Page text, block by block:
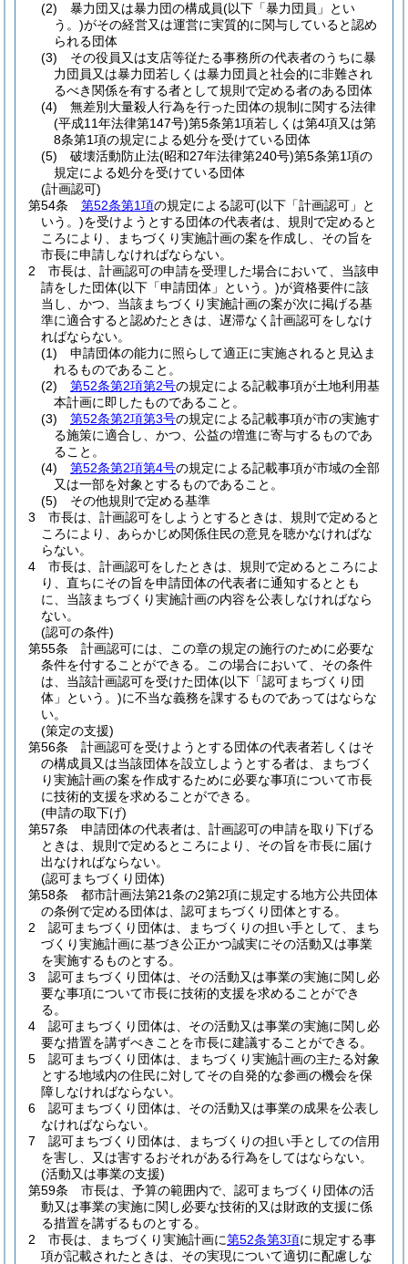
(2)
暴力団又は暴力団の構成員(以下「暴力団員」とい
う。)がその経営又は運営に実質的に関与していると認め
られる団体
(3)
その役員又は支店等従たる事務所の代表者のうちに暴
力団員又は暴力団若しくは暴力団員と社会的に非難され
るべき関係を有する者として規則で定める者のある団体
(4)
無差別大量殺人行為を行った団体の規制に関する法律
(平成11年法律第147号)第5条第1項若しくは第4項又は第
8条第1項の規定による処分を受けている団体
(5)
破壊活動防止法(昭和27年法律第240号)第5条第1項の
規定による処分を受けている団体
(計画認可)
第54条
第52条第1項の規定による認可(以下「計画認可」と
いう。)を受けようとする団体の代表者は、規則で定めると
ころにより、まちづくり実施計画の案を作成し、その旨を
市長に申請しなければならない。
2
市長は、計画認可の申請を受理した場合において、当該申
請をした団体(以下「申請団体」という。)が資格要件に該
当し、かつ、当該まちづくり実施計画の案が次に掲げる基
準に適合すると認めたときは、遅滞なく計画認可をしなけ
ればならない。
(1)
申請団体の能力に照らして適正に実施されると見込ま
れるものであること。
(2)
第52条第2項第2号の規定による記載事項が土地利用基
本計画に即したものであること。
(3)
第52条第2項第3号の規定による記載事項が市の実施す
る施策に適合し、かつ、公益の増進に寄与するものであ
ること。
(4)
第52条第2項第4号の規定による記載事項が市域の全部
又は一部を対象とするものであること。
(5)
その他規則で定める基準
3
市長は、計画認可をしようとするときは、規則で定めると
ころにより、あらかじめ関係住民の意見を聴かなければな
らない。
4
市長は、計画認可をしたときは、規則で定めるところによ
り、直ちにその旨を申請団体の代表者に通知するととも
に、当該まちづくり実施計画の内容を公表しなければなら
ない。
(認可の条件)
第55条
計画認可には、この章の規定の施行のために必要な
条件を付することができる。
この場合において、その条件
は、当該計画認可を受けた団体(以下「認可まちづくり団
体」という。)に不当な義務を課するものであってはならな
い。
(策定の支援)
第56条
計画認可を受けようとする団体の代表者若しくはそ
の構成員又は当該団体を設立しようとする者は、まちづく
り実施計画の案を作成するために必要な事項について市長
に技術的支援を求めることができる。
(申請の取下げ)
第57条
申請団体の代表者は、計画認可の申請を取り下げる
ときは、規則で定めるところにより、その旨を市長に届け
出なければならない。
(認可まちづくり団体)
第58条
都市計画法第21条の2第2項に規定する地方公共団体
の条例で定める団体は、認可まちづくり団体とする。
2
認可まちづくり団体は、まちづくりの担い手として、まち
づくり実施計画に基づき公正かつ誠実にその活動又は事業
を実施するものとする。
3
認可まちづくり団体は、その活動又は事業の実施に関し必
要な事項について市長に技術的支援を求めることができ
る。
4
認可まちづくり団体は、その活動又は事業の実施に関し必
要な措置を講ずべきことを市長に建議することができる。
5
認可まちづくり団体は、まちづくり実施計画の主たる対象
とする地域内の住民に対してその自発的な参画の機会を保
障しなければならない。
6
認可まちづくり団体は、その活動又は事業の成果を公表し
なければならない。
7
認可まちづくり団体は、まちづくりの担い手としての信用
を害し、又は害するおそれがある行為をしてはならない。
(活動又は事業の支援)
第59条
市長は、予算の範囲内で、認可まちづくり団体の活
動又は事業の実施に関し必要な技術的又は財政的支援に係
る措置を講ずるものとする。
2
市長は、まちづくり実施計画に第52条第3項に規定する事
項が記載されたときは、その実現について適切に配慮しな